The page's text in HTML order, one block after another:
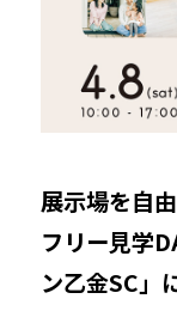
展示場を自
フリー見学
ン乙金SC」